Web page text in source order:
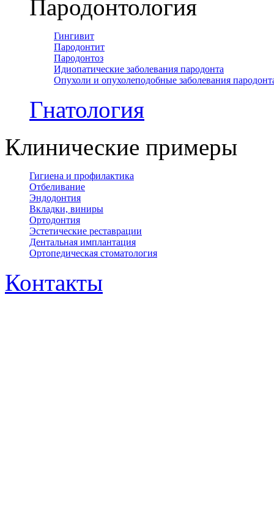
Пародонтология
Гингивит
Пародонтит
Пародонтоз
Идиопатические заболевания пародонта
Опухоли и опухолеподобные заболевания
Гнатология
Клинические примеры
Гигиена и профилактика
Отбеливание
Эндодонтия
Вкладки, виниры
Ортодонтия
Эстетические реставрации
Дентальная имплантация
Ортопедическая cтоматология
Контакты